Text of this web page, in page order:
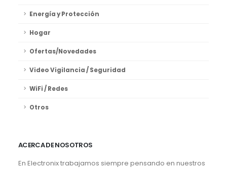
Energía y Protección
Hogar
Ofertas/Novedades
Video Vigilancia / Seguridad
WiFi / Redes
Otros
ACERCA DE NOSOTROS
En Electronix trabajamos siempre pensando en nuestros